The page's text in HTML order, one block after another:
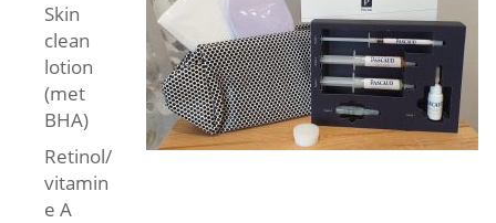
Skin
clean
lotion
(met
BHA)
Retinol/
vitamin
e A